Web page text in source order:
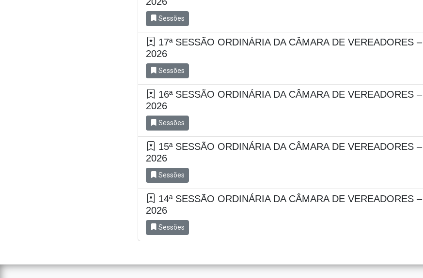
Sessões
17ª SESSÃO ORDINÁRIA DA CÂMARA DE VEREADORES –
2026
Sessões
16ª SESSÃO ORDINÁRIA DA CÂMARA DE VEREADORES –
2026
Sessões
15ª SESSÃO ORDINÁRIA DA CÂMARA DE VEREADORES –
2026
Sessões
14ª SESSÃO ORDINÁRIA DA CÂMARA DE VEREADORES –
2026
Sessões